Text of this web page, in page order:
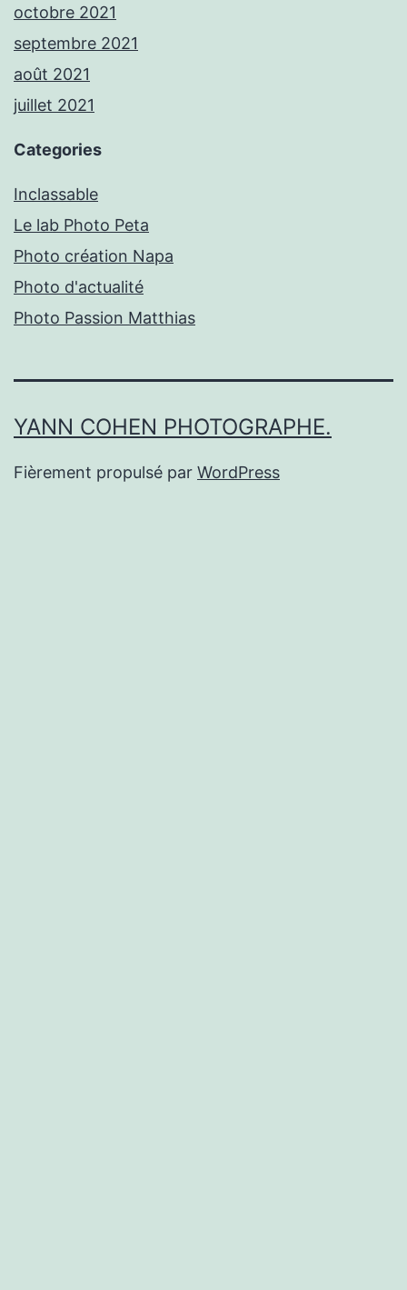
octobre 2021
septembre 2021
août 2021
juillet 2021
Categories
Inclassable
Le lab Photo Peta
Photo création Napa
Photo d'actualité
Photo Passion Matthias
YANN COHEN PHOTOGRAPHE.
Fièrement propulsé par WordPress